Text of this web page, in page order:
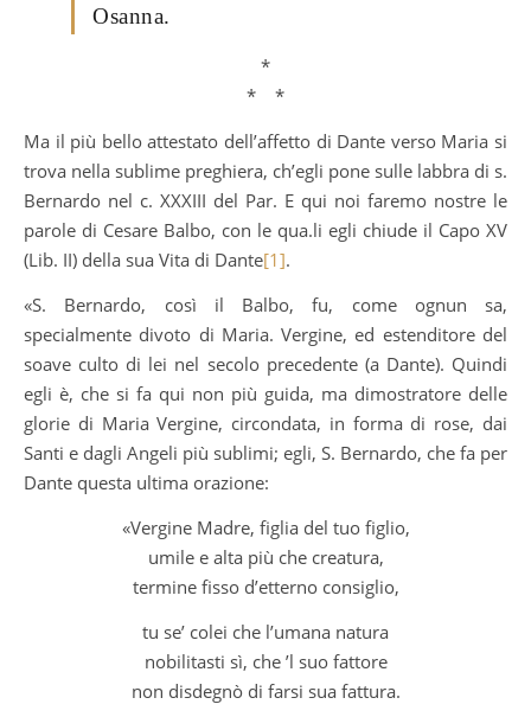
Osanna.
*
* *
Ma il più bello attestato dell’affetto di Dante verso Maria si
trova nella sublime preghiera, ch’egli pone sulle labbra di s.
Bernardo nel c. XXXIII del Par. E qui noi faremo nostre le
parole di Cesare Balbo, con le qua.li egli chiude il Capo XV
(Lib. II) della sua Vita di Dante[1].
«S. Bernardo, così il Balbo, fu, come ognun sa,
specialmente divoto di Maria. Vergine, ed estenditore del
soave culto di lei nel secolo precedente (a Dante). Quindi
egli è, che si fa qui non più guida, ma dimostratore delle
glorie di Maria Vergine, circondata, in forma di rose, dai
Santi e dagli Angeli più sublimi; egli, S. Bernardo, che fa per
Dante questa ultima orazione:
«Vergine Madre, figlia del tuo figlio,
umile e alta più che creatura,
termine fisso d’etterno consiglio,
tu se’ colei che l’umana natura
nobilitasti sì, che ’l suo fattore
non disdegnò di farsi sua fattura.